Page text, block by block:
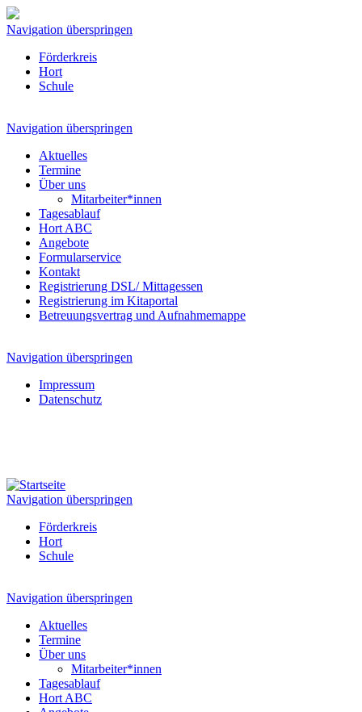
Navigation überspringen
Förderkreis
Hort
Schule
Navigation überspringen
Aktuelles
Termine
Über uns
Mitarbeiter*innen
Tagesablauf
Hort ABC
Angebote
Formularservice
Kontakt
Registrierung DSL/ Mittagessen
Registrierung im Kitaportal
Betreuungsvertrag und Aufnahmemappe
Navigation überspringen
Impressum
Datenschutz
Navigation überspringen
Förderkreis
Hort
Schule
Navigation überspringen
Aktuelles
Termine
Über uns
Mitarbeiter*innen
Tagesablauf
Hort ABC